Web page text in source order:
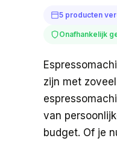
5 producten
Onafhankelijk
zijn met
van
budget. Of je